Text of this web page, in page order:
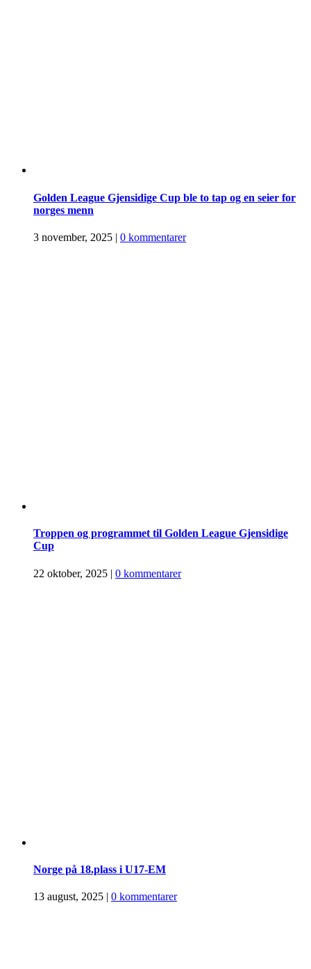
Golden League Gjensidige Cup ble to tap og en seier for
norges menn
3 november, 2025 | 0 kommentarer
Troppen og programmet til Golden League Gjensidige
Cup
22 oktober, 2025 | 0 kommentarer
Norge på 18.plass i U17-EM
13 august, 2025 | 0 kommentarer